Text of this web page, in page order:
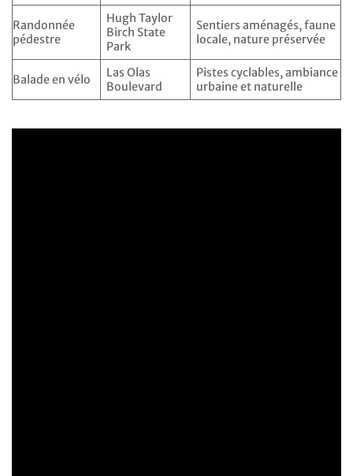
Randonnée
pédestre
Hugh Taylor
Birch State
Park
Sentiers aménagés, faune
locale, nature préservée
Balade en vélo
Las Olas
Boulevard
Pistes cyclables, ambiance
urbaine et naturelle